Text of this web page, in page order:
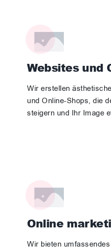
Websites und
Wir erstellen
und Online-Shops, die
steigern und Ihr Image
Online
Wir bieten